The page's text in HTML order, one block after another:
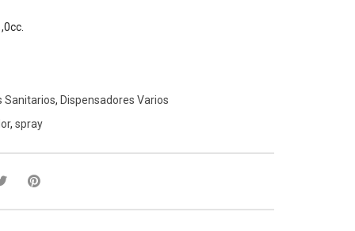
Sanitarios, Dispensadores Varios
,spray